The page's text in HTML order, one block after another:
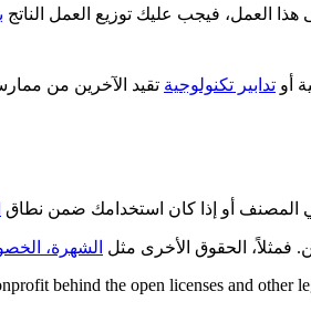
العمل، فيجب عليك توزيع العمل الناتج
أو تدابير تكنولوجية تقيد الآخرين من
المصنف أو إذا كان استخدامك ضمن نطاق
فمثلاً، الحقوق الأخرى مثل الشهرة،
behind the open licenses and other